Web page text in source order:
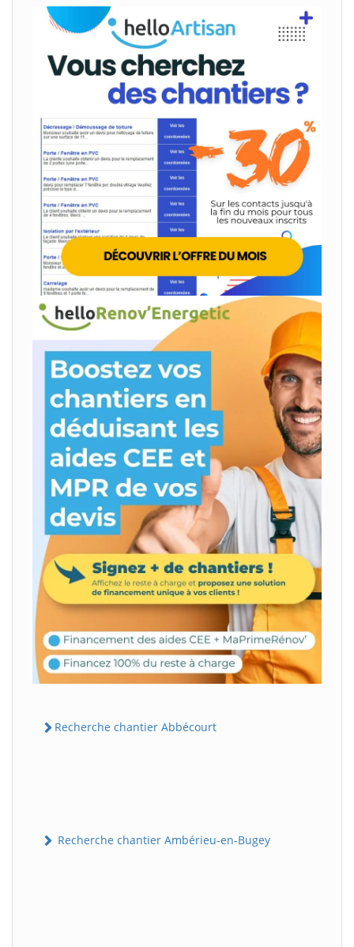
Recherche chantier Abbécourt
Recherche chantier Ambérieu-en-Bugey